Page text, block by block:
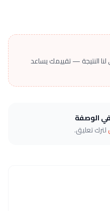
النتيجة — تقييمك يساعد
الوصفة
لترك تعليق.